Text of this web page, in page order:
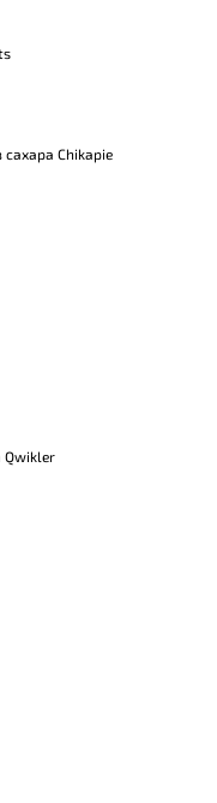
сахара Chikapie
Qwikler